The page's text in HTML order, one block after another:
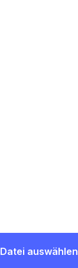
Datei auswählen